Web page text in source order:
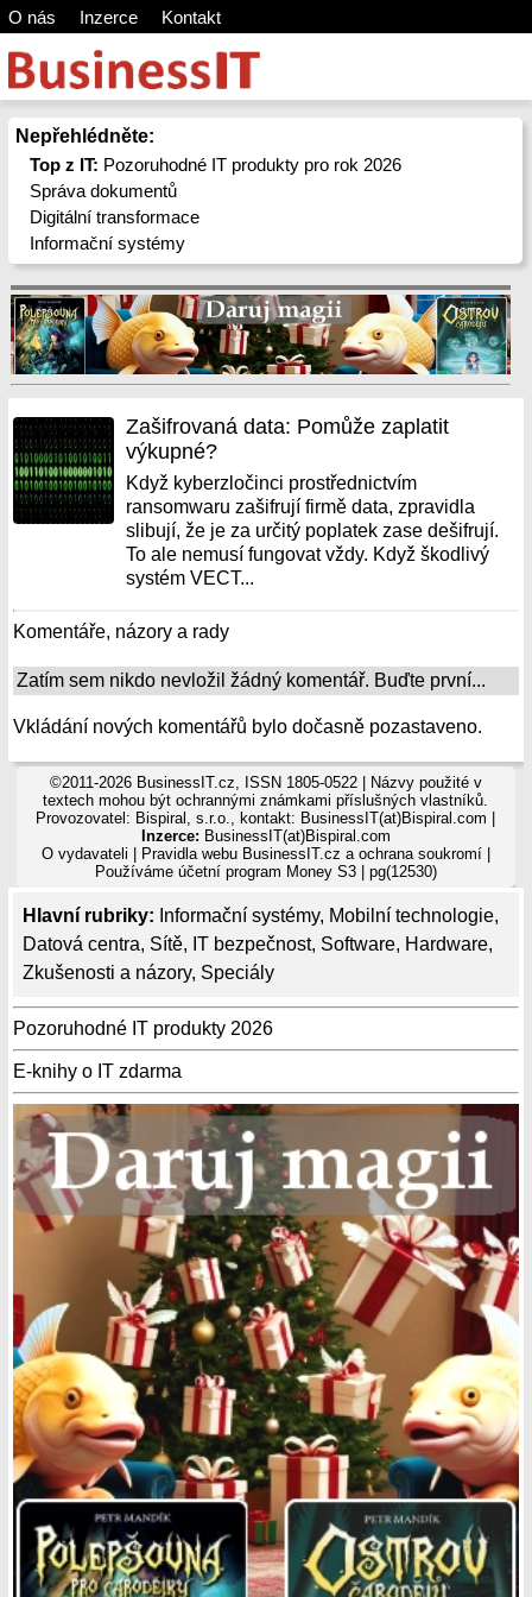
O nás Inzerce Kontakt
Nepřehlédněte:
Top z IT: Pozoruhodné IT produkty pro rok 2026
Správa dokumentů
Digitální transformace
Informační systémy
Hlavní rubriky: Informační systémy, Mobilní technologie,
Datová centra, Sítě, IT bezpečnost, Software, Hardware,
Zkušenosti a názory, Speciály
Pozoruhodné IT produkty 2026
E-knihy o IT zdarma
Zašifrovaná data: Pomůže zaplatit
výkupné?
Když kyberzločinci prostřednictvím
ransomwaru zašifrují firmě data, zpravidla
slibují, že je za určitý poplatek zase dešifrují.
To ale nemusí fungovat vždy. Když škodlivý
systém VECT...
Komentáře, názory a rady
Zatím sem nikdo nevložil žádný komentář. Buďte první...
Vkládání nových komentářů bylo dočasně pozastaveno.
©2011-2026 BusinessIT.cz, ISSN 1805-0522 | Názvy použité v
textech mohou být ochrannými známkami příslušných vlastníků.
Provozovatel: Bispiral, s.r.o., kontakt: BusinessIT(at)Bispiral.com |
Inzerce: BusinessIT(at)Bispiral.com
O vydavateli
Pravidla webu BusinessIT.cz a ochrana soukromí|
Používáme účetní program Money S3| pg(12530)